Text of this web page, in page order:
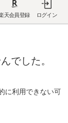
天会員登録 ログイン
でした。
に利用できない可